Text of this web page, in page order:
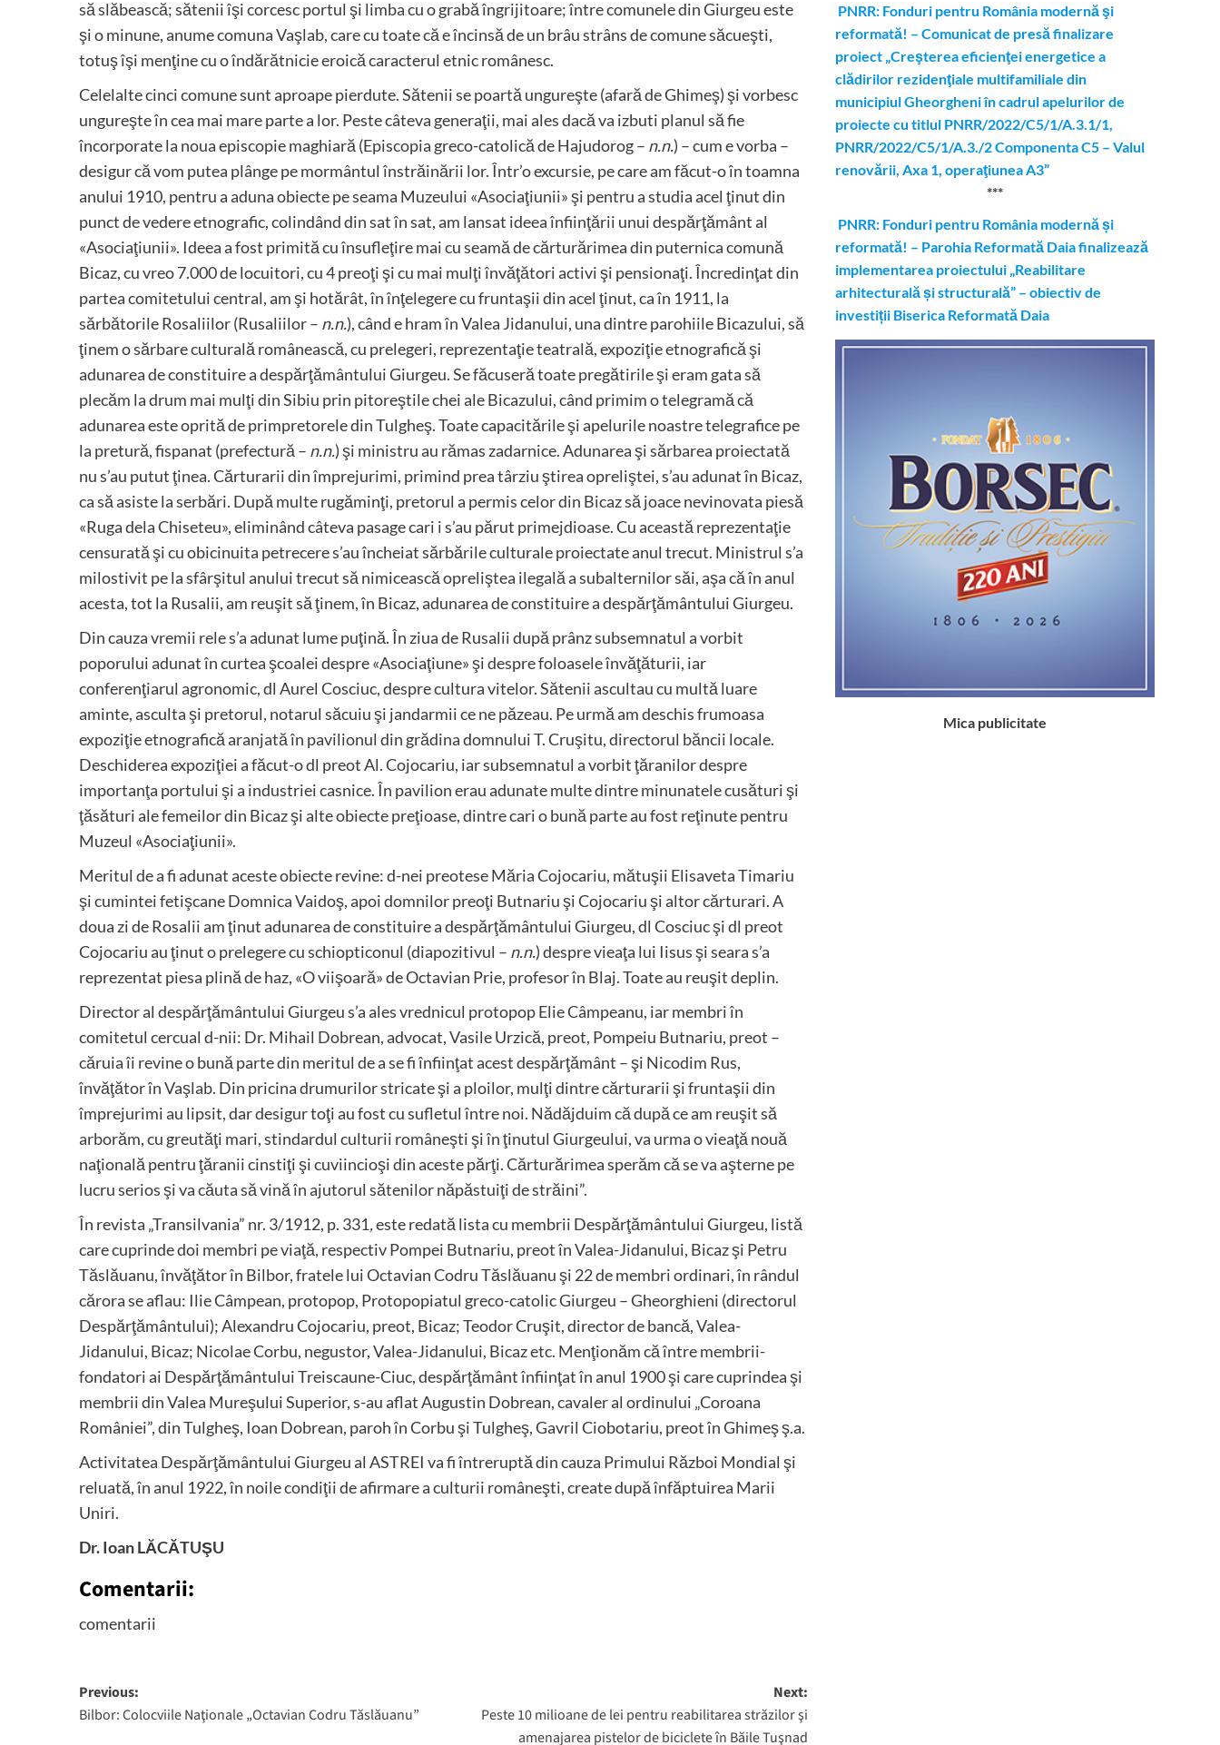
să slăbească; sătenii îşi corcesc portul şi limba cu o grabă îngrijitoare; între comunele din Giurgeu este
şi o minune, anume comuna Vaşlab, care cu toate că e încinsă de un brâu strâns de comune săcueşti,
totuş îşi menţine cu o îndărătnicie eroică caracterul etnic românesc.
Celelalte cinci comune sunt aproape pierdute. Sătenii se poartă ungureşte (afară de Ghimeş) şi vorbesc
ungureşte în cea mai mare parte a lor. Peste câteva generaţii, mai ales dacă va izbuti planul să fie
încorporate la noua episcopie maghiară (Episcopia greco-catolică de Hajudorog – n.n.) – cum e vorba –
desigur că vom putea plânge pe mormântul înstrăinării lor. Într’o excursie, pe care am făcut-o în toamna
anului 1910, pentru a aduna obiecte pe seama Muzeului «Asociaţiunii» şi pentru a studia acel ţinut din
punct de vedere etnografic, colindând din sat în sat, am lansat ideea înfiinţării unui despărţământ al
«Asociaţiunii». Ideea a fost primită cu însufleţire mai cu seamă de cărturărimea din puternica comună
Bicaz, cu vreo 7.000 de locuitori, cu 4 preoţi şi cu mai mulţi învăţători activi şi pensionaţi. Încredinţat din
partea comitetului central, am şi hotărât, în înţelegere cu fruntaşii din acel ţinut, ca în 1911, la
sărbătorile Rosaliilor (Rusaliilor – n.n.), când e hram în Valea Jidanului, una dintre parohiile Bicazului, să
ţinem o sărbare culturală românească, cu prelegeri, reprezentaţie teatrală, expoziţie etnografică şi
adunarea de constituire a despărţământului Giurgeu. Se făcuseră toate pregătirile şi eram gata să
plecăm la drum mai mulţi din Sibiu prin pitoreştile chei ale Bicazului, când primim o telegramă că
adunarea este oprită de primpretorele din Tulgheş. Toate capacitările şi apelurile noastre telegrafice pe
la pretură, fispanat (prefectură – n.n.) şi ministru au rămas zadarnice. Adunarea şi sărbarea proiectată
nu s’au putut ţinea. Cărturarii din împrejurimi, primind prea târziu ştirea opreliştei, s’au adunat în Bicaz,
ca să asiste la serbări. După multe rugăminţi, pretorul a permis celor din Bicaz să joace nevinovata piesă
«Ruga dela Chiseteu», eliminând câteva pasage cari i s’au părut primejdioase. Cu această reprezentaţie
censurată şi cu obicinuita petrecere s’au încheiat sărbările culturale proiectate anul trecut. Ministrul s’a
milostivit pe la sfârşitul anului trecut să nimicească opreliştea ilegală a subalternilor săi, aşa că în anul
acesta, tot la Rusalii, am reuşit să ţinem, în Bicaz, adunarea de constituire a despărţământului Giurgeu.
Din cauza vremii rele s’a adunat lume puţină. În ziua de Rusalii după prânz subsemnatul a vorbit
poporului adunat în curtea şcoalei despre «Asociaţiune» şi despre foloasele învăţăturii, iar
conferenţiarul agronomic, dl Aurel Cosciuc, despre cultura vitelor. Sătenii ascultau cu multă luare
aminte, asculta şi pretorul, notarul săcuiu şi jandarmii ce ne păzeau. Pe urmă am deschis frumoasa
expoziţie etnografică aranjată în pavilionul din grădina domnului T. Cruşitu, directorul băncii locale.
Deschiderea expoziţiei a făcut-o dl preot Al. Cojocariu, iar subsemnatul a vorbit ţăranilor despre
importanţa portului şi a industriei casnice. În pavilion erau adunate multe dintre minunatele cusături şi
ţăsături ale femeilor din Bicaz şi alte obiecte preţioase, dintre cari o bună parte au fost reţinute pentru
Muzeul «Asociaţiunii».
Meritul de a fi adunat aceste obiecte revine: d-nei preotese Măria Cojocariu, mătuşii Elisaveta Timariu
şi cumintei fetişcane Domnica Vaidoş, apoi domnilor preoţi Butnariu şi Cojocariu şi altor cărturari. A
doua zi de Rosalii am ţinut adunarea de constituire a despărţământului Giurgeu, dl Cosciuc şi dl preot
Cojocariu au ţinut o prelegere cu schiopticonul (diapozitivul – n.n.) despre vieaţa lui Iisus şi seara s’a
reprezentat piesa plină de haz, «O viişoară» de Octavian Prie, profesor în Blaj. Toate au reuşit deplin.
Director al despărţământului Giurgeu s’a ales vrednicul protopop Elie Câmpeanu, iar membri în
comitetul cercual d-nii: Dr. Mihail Dobrean, advocat, Vasile Urzică, preot, Pompeiu Butnariu, preot –
căruia îi revine o bună parte din meritul de a se fi înfiinţat acest despărţământ – şi Nicodim Rus,
învăţător în Vaşlab. Din pricina drumurilor stricate şi a ploilor, mulţi dintre cărturarii şi fruntaşii din
împrejurimi au lipsit, dar desigur toţi au fost cu sufletul între noi. Nădăjduim că după ce am reuşit să
arborăm, cu greutăţi mari, stindardul culturii româneşti şi în ţinutul Giurgeului, va urma o vieaţă nouă
naţională pentru ţăranii cinstiţi şi cuviincioşi din aceste părţi. Cărturărimea sperăm că se va aşterne pe
lucru serios şi va căuta să vină în ajutorul sătenilor năpăstuiţi de străini”.
În revista „Transilvania” nr. 3/1912, p. 331,este redată lista cu membrii Despărţământului Giurgeu, listă
care cuprinde doi membri pe viaţă, respectiv Pompei Butnariu, preot în Valea-Jidanului, Bicaz şi Petru
Tăslăuanu, învăţător în Bilbor, fratele lui Octavian Codru Tăslăuanu şi 22 de membri ordinari, în rândul
cărora se aflau: Ilie Câmpean, protopop, Protopopiatul greco-catolic Giurgeu – Gheorghieni (directorul
Despărţământului); Alexandru Cojocariu, preot, Bicaz; Teodor Cruşit, director de bancă, Valea-
Jidanului, Bicaz; Nicolae Corbu, negustor, Valea-Jidanului, Bicaz etc. Menţionăm că între membrii-
fondatori ai Despărţământului Treiscaune-Ciuc, despărţământ înfiinţat în anul 1900 şi care cuprindea şi
membrii din Valea Mureşului Superior, s-au aflat Augustin Dobrean, cavaler al ordinului „Coroana
României”, din Tulgheş, Ioan Dobrean, paroh în Corbu şi Tulgheş, Gavril Ciobotariu, preot în Ghimeş ş.a.
Activitatea Despărţământului Giurgeu al ASTREI va fi întreruptă din cauza Primului Război Mondial şi
reluată, în anul 1922, în noile condiţii de afirmare a culturii româneşti, create după înfăptuirea Marii
Uniri.
Dr. Ioan LĂCĂTUŞU
Comentarii:
comentarii
Post
navigation
Previous:
Bilbor: Colocviile Naţionale „Octavian Codru Tăslăuanu”
Next:
Peste 10 milioane de lei pentru reabilitarea străzilor şi
amenajarea pistelor de biciclete în Băile Tuşnad
PNRR: Fonduri pentru România modernă şi
reformată! – Comunicat de presă finalizare
proiect „Creşterea eficienţei energetice a
clădirilor rezidenţiale multifamiliale din
municipiul Gheorgheni în cadrul apelurilor de
proiecte cu titlul PNRR/2022/C5/1/A.3.1/1,
PNRR/2022/C5/1/A.3./2 Componenta C5 – Valul
renovării, Axa 1, operaţiunea A3”
***
PNRR: Fonduri pentru România modernă și
reformată! – Parohia Reformată Daia finalizează
implementarea proiectului „Reabilitare
arhitecturală și structurală” – obiectiv de
investiții Biserica Reformată Daia
Mica publicitate